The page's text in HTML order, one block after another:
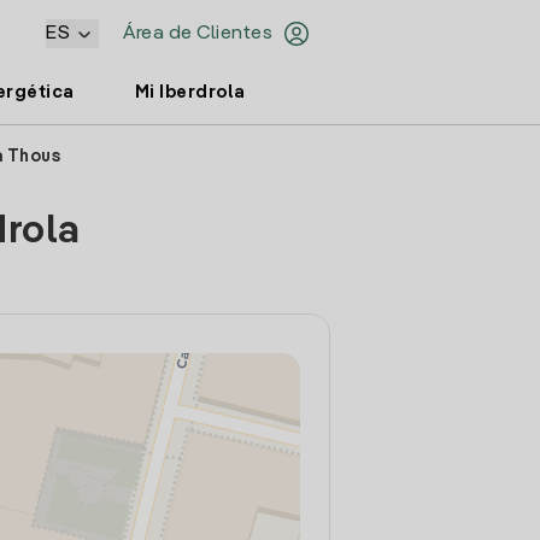
Área de Clientes
ES
Mi Iberdrola
Thous